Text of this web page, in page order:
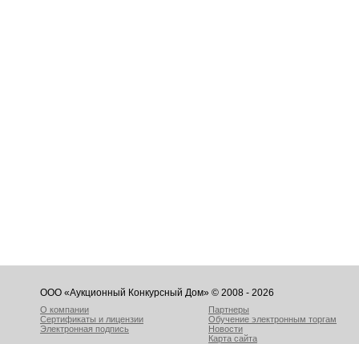
ООО «Аукционный Конкурсный Дом» © 2008 - 2026
О компании
Сертификаты и лицензии
Электронная подпись
Партнеры
Обучение электронным торгам
Новости
Карта сайта